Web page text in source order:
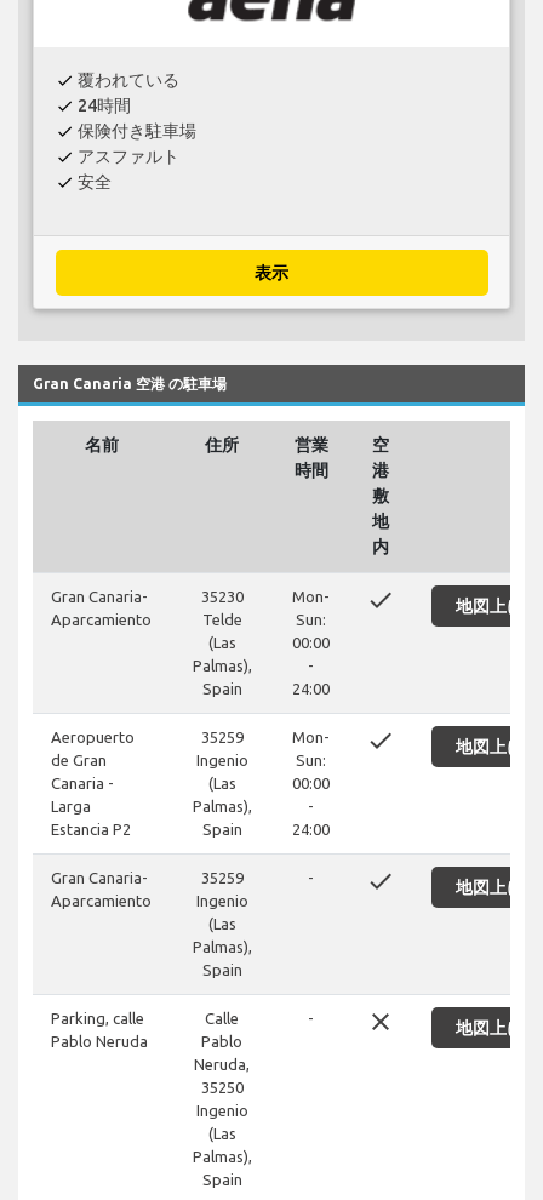
check 覆われている
check 24時間
check 保険付き駐車場
check アスファルト
check 安全
表示
Gran Canaria 空港 の駐車場
名前 住所
営業
時間
空
港
敷
地
内
Gran Canaria-
Aparcamiento
35230
Telde
(Las
Palmas),
Spain
Mon-
Sun:
00:00
-
24:00
done 地図上に
Aeropuerto
de Gran
Canaria -
Larga
Estancia P2
35259
Ingenio
(Las
Palmas),
Spain
Mon-
Sun:
00:00
-
24:00
done 地図上に
Gran Canaria-
Aparcamiento
35259
Ingenio
(Las
Palmas),
Spain
- done 地図上に
Parking, calle
Pablo Neruda
Calle
Pablo
Neruda,
35250
Ingenio
(Las
Palmas),
Spain
- close 地図上に